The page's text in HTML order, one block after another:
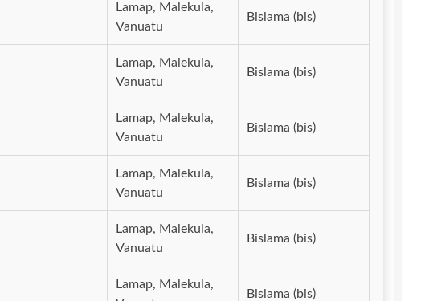
Lamap, Malekula,
Vanuatu
Bislama (bis)
Lamap, Malekula,
Vanuatu
Bislama (bis)
Lamap, Malekula,
Vanuatu
Bislama (bis)
Lamap, Malekula,
Vanuatu
Bislama (bis)
Lamap, Malekula,
Vanuatu
Bislama (bis)
Lamap, Malekula,
Bislama (bis)